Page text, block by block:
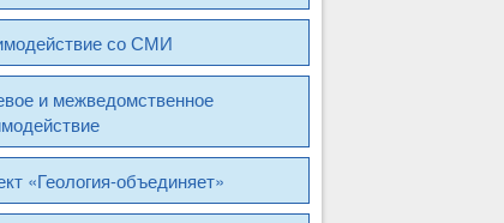
со СМИ
и межведомственное
«Геология-объединяет»